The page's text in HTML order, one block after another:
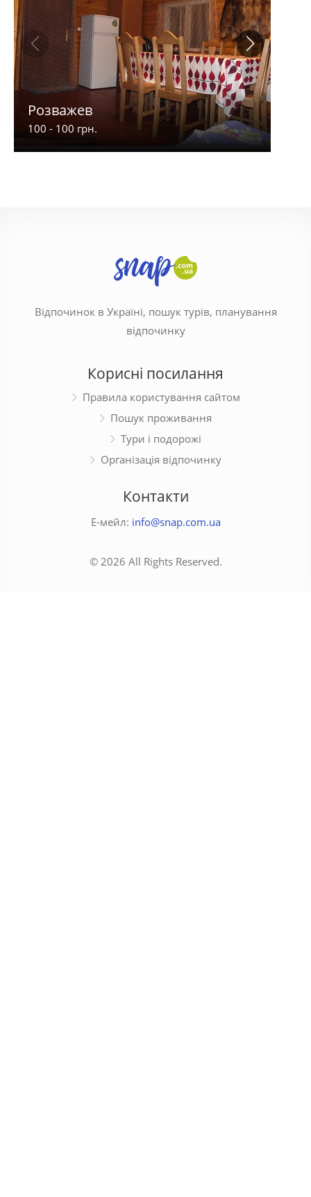
Розважев
100 - 100 грн.
Відпочинок в Україні, пошук турів, планування
відпочинку
Корисні посилання
Правила користування сайтом
Пошук проживання
Тури і подорожі
Організація відпочинку
Контакти
Е-мейл: info@snap.com.ua
© 2026 All Rights Reserved.